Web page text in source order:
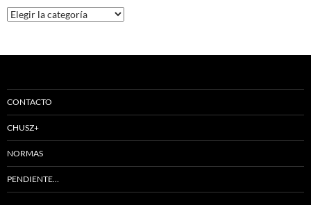
Categorías
CONTACTO
CHUSZ+
NORMAS
PENDIENTE…